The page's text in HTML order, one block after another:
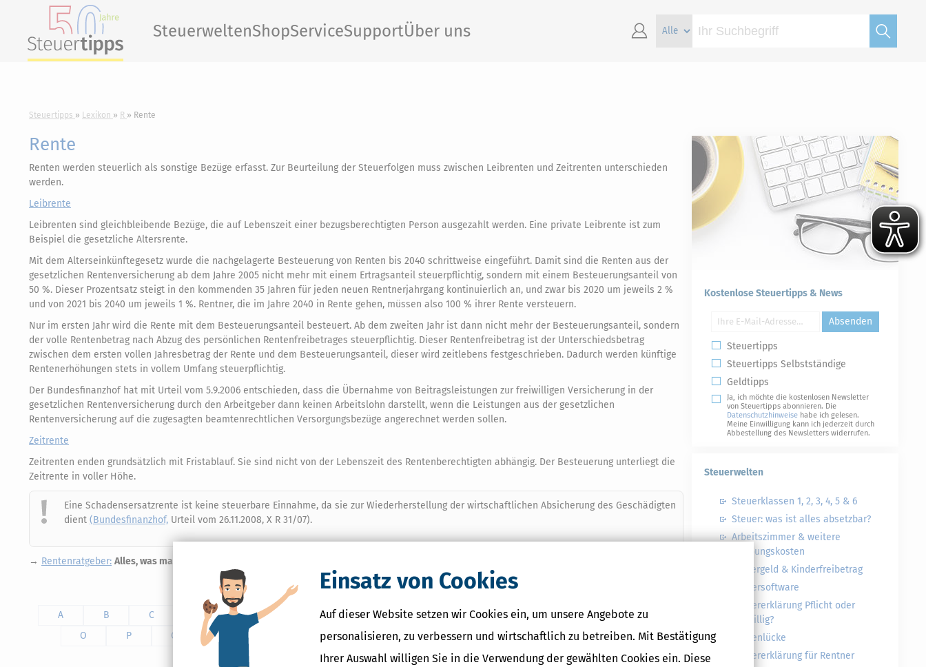
Einsatz von Cookies
Auf dieser Website setzen wir Cookies ein, um unsere Angebote zu
personalisieren, zu verbessern und wirtschaftlich zu betreiben. Mit Bestätigung
Ihrer Auswahl willigen Sie in die Verwendung der gewählten Cookies ein. Diese
SteuerweltenShopServiceSupportÜber uns
Steuertipps Lexikon R Rente
Rente
Renten werden steuerlich als sonstige Bezüge erfasst. Zur Beurteilung der Steuerfolgen muss zwischen Leibrenten und Zeitrenten unterschieden
werden.
Leibrente
Leibrenten sind gleichbleibende Bezüge, die auf Lebenszeit einer bezugsberechtigten Person ausgezahlt werden. Eine private Leibrente ist zum
Beispiel die gesetzliche Altersrente.
Mit dem Alterseinkünftegesetz wurde die nachgelagerte Besteuerung von Renten bis 2040 schrittweise eingeführt. Damit sind die Renten aus der
gesetzlichen Rentenversicherung ab dem Jahre 2005 nicht mehr mit einem Ertragsanteil steuerpflichtig, sondern mit einem Besteuerungsanteil von
50 %. Dieser Prozentsatz steigt in den kommenden 35 Jahren für jeden neuen Rentnerjahrgang kontinuierlich an, und zwar bis 2020 um jeweils 2 %
und von 2021 bis 2040 um jeweils 1 %. Rentner, die im Jahre 2040 in Rente gehen, müssen also 100 % ihrer Rente versteuern.
Nur im ersten Jahr wird die Rente mit dem Besteuerungsanteil besteuert. Ab dem zweiten Jahr ist dann nicht mehr der Besteuerungsanteil, sondern
der volle Rentenbetrag nach Abzug des persönlichen Rentenfreibetrages steuerpflichtig. Dieser Rentenfreibetrag ist der Unterschiedsbetrag
zwischen dem ersten vollen Jahresbetrag der Rente und dem Besteuerungsanteil, dieser wird zeitlebens festgeschrieben. Dadurch werden künftige
Rentenerhöhungen stets in vollem Umfang steuerpflichtig.
Der Bundesfinanzhof hat mit Urteil vom 5.9.2006 entschieden, dass die Übernahme von Beitragsleistungen zur freiwilligen Versicherung in der
gesetzlichen Rentenversicherung durch den Arbeitgeber dann keinen Arbeitslohn darstellt, wenn die Leistungen aus der gesetzlichen
Rentenversicherung auf die zugesagten beamtenrechtlichen Versorgungsbezüge angerechnet werden sollen.
Zeitrente
Zeitrenten enden grundsätzlich mit Fristablauf. Sie sind nicht von der Lebenszeit des Rentenberechtigten abhängig. Der Besteuerung unterliegt die
Zeitrente in voller Höhe.
Eine Schadensersatzrente ist keine steuerbare Einnahme, da sie zur Wiederherstellung der wirtschaftlichen Absicherung des Geschädigten
dient (Bundesfinanzhof, Urteil vom 26.11.2008, X R 31/07).
→ Rentenratgeber: Alles, was man zur Rente wissen muss!
Suchen
A
B C E G H I J K L M
O
P Q R U V W X Y Z #
Kostenlose Steuertipps & News
Absenden
Steuertipps
Steuertipps Selbstständige
Geldtipps
Ja, ich möchte die kostenlosen Newsletter
von Steuertipps abonnieren. Die
Datenschutzhinweise habe ich gelesen.
Meine Einwilligung kann ich jederzeit durch
Abbestellung des Newsletters widerrufen.
Steuerwelten
Steuerklassen 1, 2, 3, 4, 5 & 6
Steuer: was ist alles absetzbar?
Arbeitszimmer & weitere
Werbungskosten
Kindergeld & Kinderfreibetrag
Steuersoftware
Steuererklärung Pflicht oder
freiwillig?
Rentenlücke
Steuererklärung für Rentner